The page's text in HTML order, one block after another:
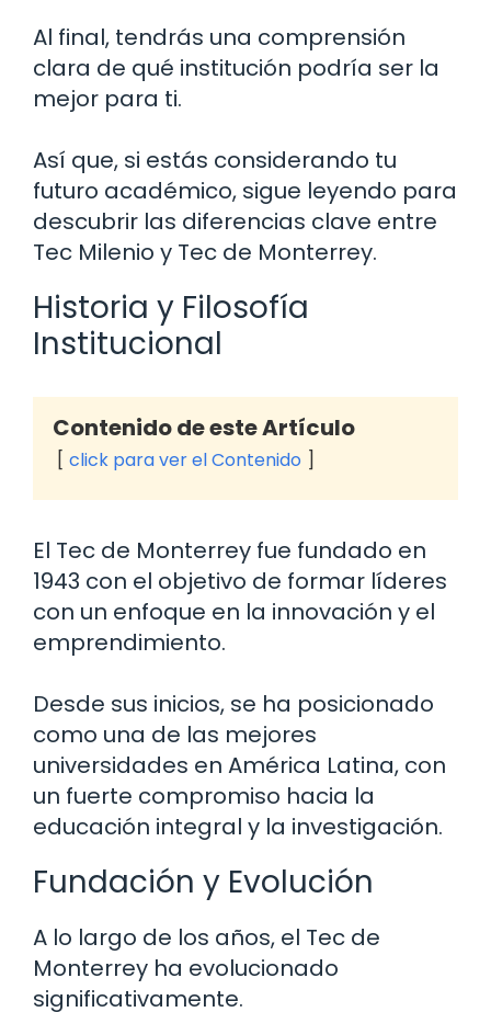
Al final, tendrás una comprensión
clara de qué institución podría ser la
mejor para ti.
Así que, si estás considerando tu
futuro académico, sigue leyendo para
descubrir las diferencias clave entre
Tec Milenio y Tec de Monterrey.
Historia y Filosofía
Institucional
Contenido de este Artículo
click para ver el Contenido
El Tec de Monterrey fue fundado en
1943 con el objetivo de formar líderes
con un enfoque en la innovación y el
emprendimiento.
Desde sus inicios, se ha posicionado
como una de las mejores
universidades en América Latina, con
un fuerte compromiso hacia la
educación integral y la investigación.
Fundación y Evolución
A lo largo de los años, el Tec de
Monterrey ha evolucionado
significativamente.